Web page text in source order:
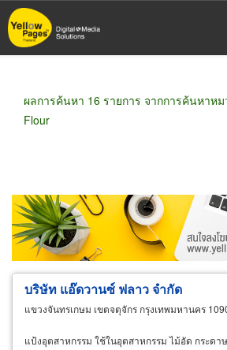
ข้าม
ไป
ผลการค้นหา 16 รายการ จากการค้นหาห
Flour
ขายส่ง ขายปลีก ผู้ผลิต
ผู้ส่งออก/นำเข้า
ธุรกิจบริการ
บริษัท แอ๊ดวานซ์ ฟลาว จำกัด
แขวงจันทรเกษม เขตจตุจักร กรุงเทพมหานคร
แป้งอุตสาหกรรม ใช้ในอุตสาหกรรม ไม้อัด กระดา